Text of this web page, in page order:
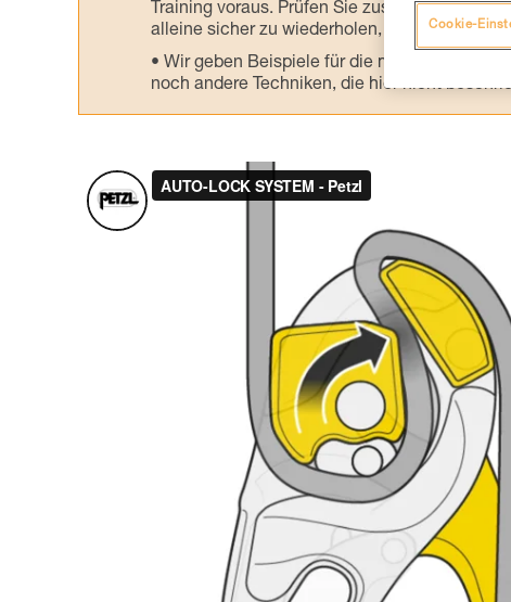
Training voraus. Prüfen Sie zusammen mit
alleine sicher zu wiederholen, bevor Sie ihn
Wir geben Beispiele für die mit Ihrer
noch andere Techniken, die hier nicht
Cookie-